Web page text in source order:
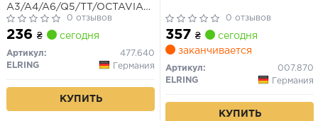
A3/A4/A6/Q5/TT/OCTAVIA/SUPERB/GOLF/JETTA/PASSAT/
03- 2.0TDI выпускного
0 отзывов
236 ₴ сегодня
Артикул:
477.640
ELRING
Германия
КУПИТЬ
0 отзывов
357 ₴
сегодня
заканчивается
Артикул:
007.870
ELRING
Германия
КУПИТЬ